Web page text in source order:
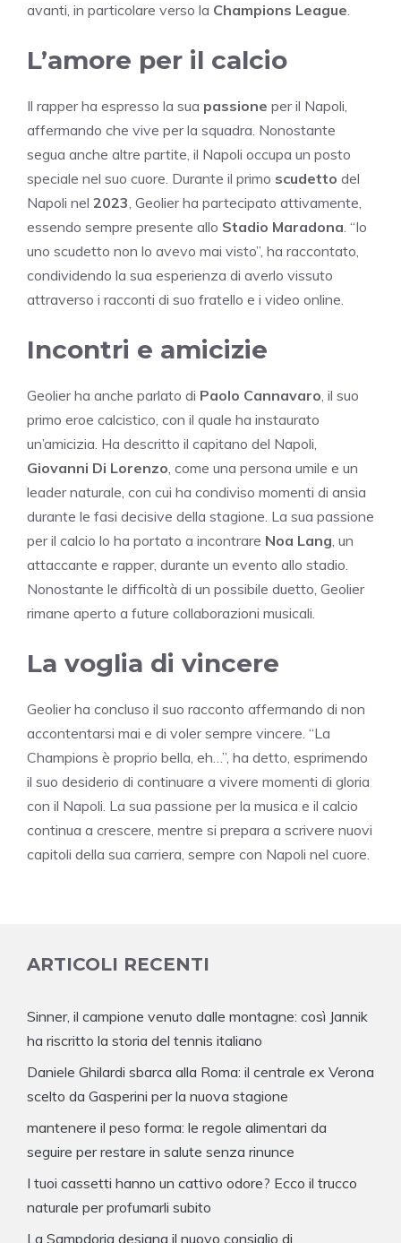
avanti, in particolare verso la Champions League.
L’amore per il calcio
Il rapper ha espresso la sua passione per il Napoli,
affermando che vive per la squadra. Nonostante
segua anche altre partite, il Napoli occupa un posto
speciale nel suo cuore. Durante il primo scudetto del
Napoli nel 2023, Geolier ha partecipato attivamente,
essendo sempre presente allo Stadio Maradona. “Io
uno scudetto non lo avevo mai visto”, ha raccontato,
condividendo la sua esperienza di averlo vissuto
attraverso i racconti di suo fratello e i video online.
Incontri e amicizie
Geolier ha anche parlato di Paolo Cannavaro, il suo
primo eroe calcistico, con il quale ha instaurato
un’amicizia. Ha descritto il capitano del Napoli,
Giovanni Di Lorenzo, come una persona umile e un
leader naturale, con cui ha condiviso momenti di ansia
durante le fasi decisive della stagione. La sua passione
per il calcio lo ha portato a incontrare Noa Lang, un
attaccante e rapper, durante un evento allo stadio.
Nonostante le difficoltà di un possibile duetto, Geolier
rimane aperto a future collaborazioni musicali.
La voglia di vincere
Geolier ha concluso il suo racconto affermando di non
accontentarsi mai e di voler sempre vincere. “La
Champions è proprio bella, eh…”, ha detto, esprimendo
il suo desiderio di continuare a vivere momenti di gloria
con il Napoli. La sua passione per la musica e il calcio
continua a crescere, mentre si prepara a scrivere nuovi
capitoli della sua carriera, sempre con Napoli nel cuore.
ARTICOLI RECENTI
Sinner, il campione venuto dalle montagne: così Jannik
ha riscritto la storia del tennis italiano
Daniele Ghilardi sbarca alla Roma: il centrale ex Verona
scelto da Gasperini per la nuova stagione
mantenere il peso forma: le regole alimentari da
seguire per restare in salute senza rinunce
I tuoi cassetti hanno un cattivo odore? Ecco il trucco
naturale per profumarli subito
La Sampdoria designa il nuovo consiglio di